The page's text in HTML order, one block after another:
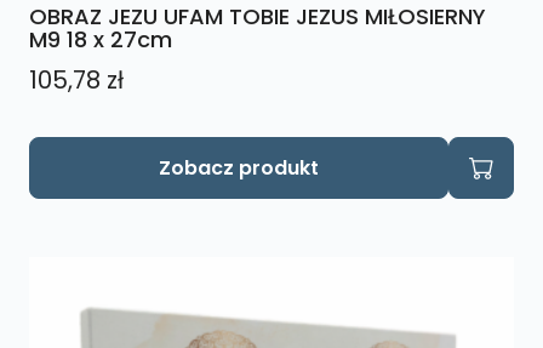
OBRAZ JEZU UFAM TOBIE JEZUS MIŁOSIERNY
M9 18 x 27cm
105,78 zł
Zobacz produkt